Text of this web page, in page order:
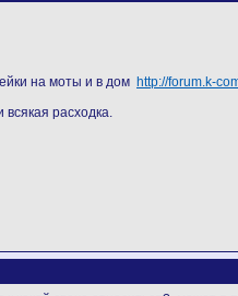
на моты и в дом http://forum.k-
всякая расходка.